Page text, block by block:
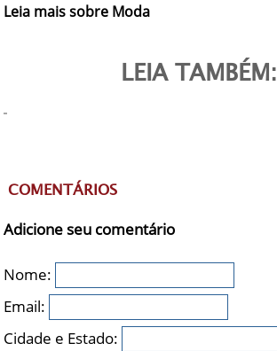
Leia mais sobre Moda
LEIA TAMBÉM:
COMENTÁRIOS
Adicione seu comentário
Nome:
Email:
Cidade e Estado: